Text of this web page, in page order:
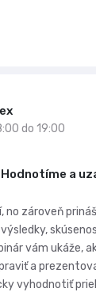
do 19:00
Hodnotíme a
no zároveň
vám ukáže,
a
vyhodnotiť